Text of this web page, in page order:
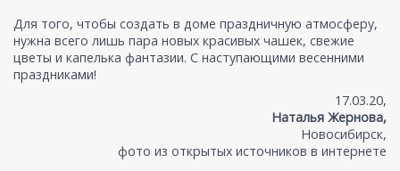
Для того, чтобы создать в доме праздничную атмосферу,
нужна всего лишь пара новых красивых чашек, свежие
цветы и капелька фантазии. С наступающими весенними
праздниками!
17.03.20,
Наталья Жернова,
Новосибирск,
фото из открытых источников в интернете